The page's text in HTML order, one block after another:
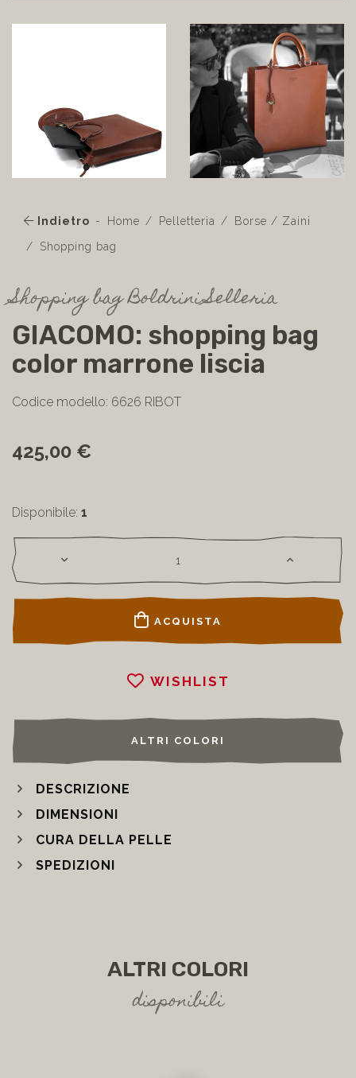
Indietro Home Pelletteria
Borse / Zaini
Shopping bag
Shopping bag Boldrini Selleria
GIACOMO: shopping bag
color marrone liscia
Codice modello: 6626 RIBOT
425,00 €
Disponibile: 1
ACQUISTA
WISHLIST
ALTRI COLORI
DESCRIZIONE
DIMENSIONI
CURA DELLA PELLE
SPEDIZIONI
ALTRI COLORI
disponibili